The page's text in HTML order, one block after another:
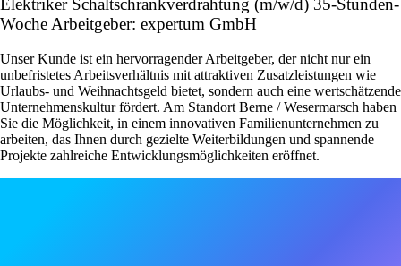
Elektriker Schaltschrankverdrahtung (m/w/d) 35-Stunden-
Woche Arbeitgeber: expertum GmbH
Unser Kunde ist ein hervorragender Arbeitgeber, der nicht nur ein
unbefristetes Arbeitsverhältnis mit attraktiven Zusatzleistungen wie
Urlaubs- und Weihnachtsgeld bietet, sondern auch eine wertschätzende
Unternehmenskultur fördert. Am Standort Berne / Wesermarsch haben
Sie die Möglichkeit, in einem innovativen Familienunternehmen zu
arbeiten, das Ihnen durch gezielte Weiterbildungen und spannende
Projekte zahlreiche Entwicklungsmöglichkeiten eröffnet.